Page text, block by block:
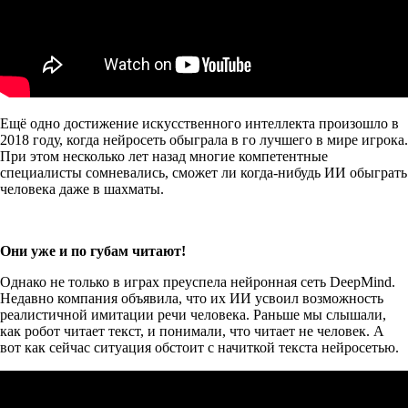
Ещё одно достижение искусственного интеллекта произошло в
2018 году, когда нейросеть обыграла в го лучшего в мире игрока.
При этом несколько лет назад многие компетентные
специалисты сомневались, сможет ли когда-нибудь ИИ обыграть
человека даже в шахматы.
Они уже и по губам читают!
Однако не только в играх преуспела нейронная сеть DeepMind.
Недавно компания объявила, что их ИИ усвоил возможность
реалистичной имитации речи человека. Раньше мы слышали,
как робот читает текст, и понимали, что читает не человек. А
вот как сейчас ситуация обстоит с начиткой текста нейросетью.